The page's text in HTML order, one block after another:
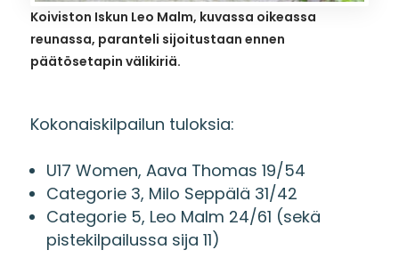
Koiviston Iskun Leo Malm, kuvassa oikeassa
reunassa, paranteli sijoitustaan ennen
päätösetapin välikiriä.
Kokonaiskilpailun tuloksia:
U17 Women, Aava Thomas 19/54
Categorie 3, Milo Seppälä 31/42
Categorie 5, Leo Malm 24/61 (sekä
pistekilpailussa sija 11)